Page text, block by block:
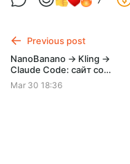
Ранний доступ к ролику
Previous post
NanoBanano → Kling →
Claude Code: сайт со
скролл-анимацией и
зацикленным видео-фоном
Mar 30 18:36